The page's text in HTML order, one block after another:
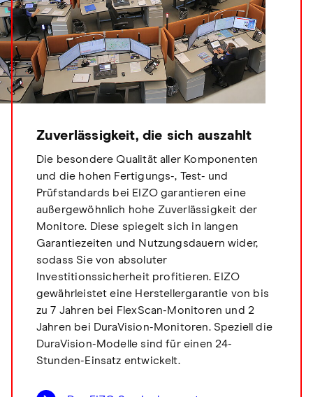
Zuverlässigkeit, die sich auszahlt
Die besondere Qualität aller Komponenten
und die hohen Fertigungs-, Test- und
Prüfstandards bei EIZO garantieren eine
außergewöhnlich hohe Zuverlässigkeit der
Monitore. Diese spiegelt sich in langen
Garantiezeiten und Nutzungsdauern wider,
sodass Sie von absoluter
Investitionssicherheit profitieren. EIZO
gewährleistet eine Herstellergarantie von bis
zu 7 Jahren bei FlexScan-Monitoren und 2
Jahren bei DuraVision-Monitoren. Speziell die
DuraVision-Modelle sind für einen 24-
Stunden-Einsatz entwickelt.